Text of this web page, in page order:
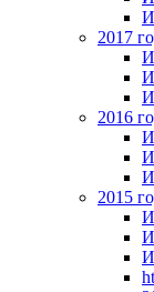
2017
2016
2015